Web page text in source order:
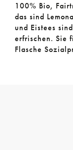
100% Bio,
das sind
und Eistees
erfrischen. Sie
Flasche